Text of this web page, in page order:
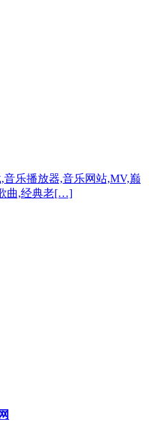
乐播放器,音乐网站,MV,巅
曲,经典老[…]